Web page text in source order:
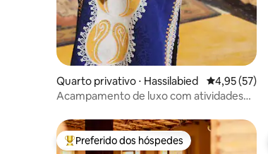
Quarto privativo ⋅ Hassilabied 4,95 de uma
4,95 (57)
Acampamento de luxo com atividades
Entre os melhores preferidos dos hóspedes
Preferido dos hóspedes